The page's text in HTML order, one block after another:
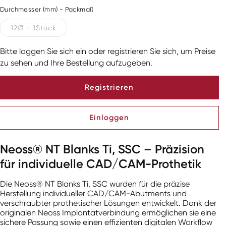
Durchmesser (mm) - Packmaß
12∅ - 1Stück
Bitte loggen Sie sich ein oder registrieren Sie sich, um Preise
zu sehen und Ihre Bestellung aufzugeben.
Registrieren
Einloggen
Neoss® NT Blanks Ti, SSC – Präzision
für individuelle CAD/CAM-Prothetik
Die Neoss® NT Blanks Ti, SSC wurden für die präzise
Herstellung individueller CAD/CAM-Abutments und
verschraubter prothetischer Lösungen entwickelt. Dank der
originalen Neoss Implantatverbindung ermöglichen sie eine
sichere Passung sowie einen effizienten digitalen Workflow